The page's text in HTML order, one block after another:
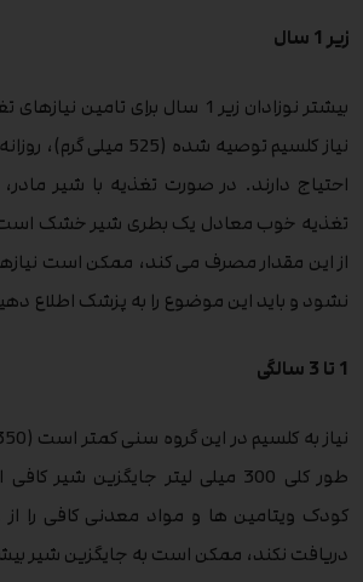
زیر 1 سال
بیشتر نوزادان زیر 1 سال برای
احتیاج دارند. در صورت تغذیه با شیر
تغذیه خوب معادل یک بطری شیر خشک
از این مقدار مصرف می کند، ممکن است
نشود و باید این موضوع را به پزشک اطلاع
1 تا 3 سالگی
طور کلی 300 میلی لیتر جایگزین
کودک ویتامین ها و مواد معدنی کافی را
دریافت نکند، ممکن است به جایگزین شیر